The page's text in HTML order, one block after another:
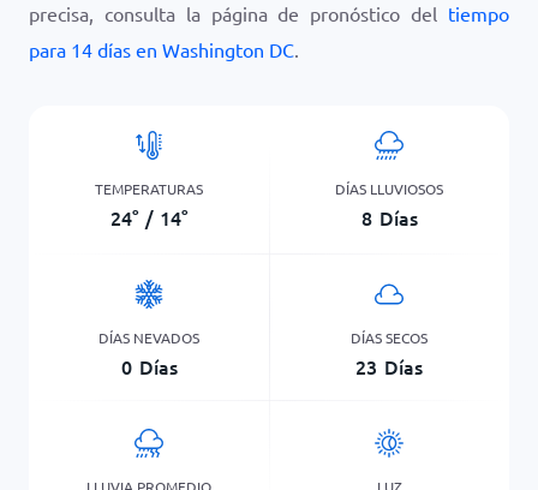
precisa, consulta la página de pronóstico del tiempo
para 14 días en Washington DC.
TEMPERATURAS
24° / 14°
DÍAS LLUVIOSOS
8 Días
DÍAS NEVADOS
0 Días
DÍAS SECOS
23 Días
LLUVIA PROMEDIO LUZ